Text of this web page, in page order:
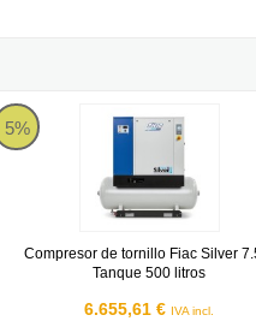
litros
Compact 7,5HP + Secador +
5%
Compresor de tornillo Fiac Silver
Tanque 500 litros
6.655,61 € IVA incl.
Compresor de tornillo Fiac Silver